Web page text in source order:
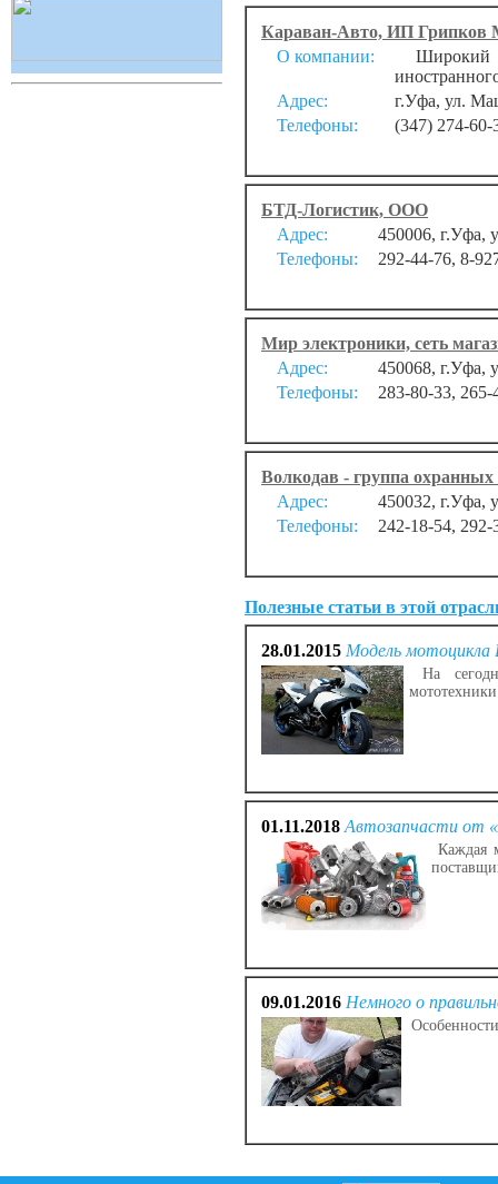
Караван-Авто, ИП Грипков
О компании:
Широкий
Адрес:
г.Уфа, ул.
Телефоны:
(347) 274-60-
БТД-Логистик, ООО
Адрес:
450006, г.Уфа,
Телефоны:
292-44-76, 8-
Мир электроники, сеть
Адрес:
450068, г.Уфа,
Телефоны:
283-80-33, 265-
Волкодав - группа охранных
Адрес:
450032, г.Уфа,
Телефоны:
242-18-54, 292-
Полезные статьи в этой
28.01.2015 Модель мотоцикла
На
01.11.2018 Автозапчасти от
Каждая
09.01.2016 Немного о